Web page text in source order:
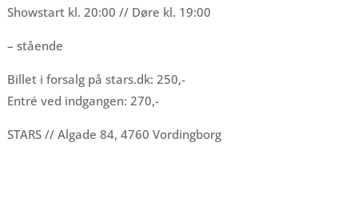
Showstart kl. 20:00 // Døre kl. 19:00
– stående
Billet i forsalg på stars.dk: 250,-
Entré ved indgangen: 270,-
STARS // Algade 84, 4760 Vordingborg